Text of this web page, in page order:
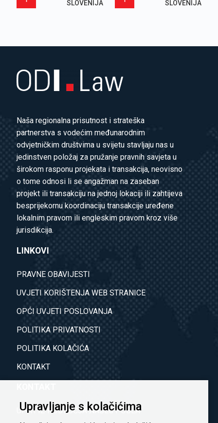
Upravljanje s kolačićima
SLOVENIJA
SLOVENIJA
Naša regionalna prisutnost i strateška
partnerstva s vodećim međunarodnim
odvjetničkim društvima u svijetu stavljaju nas u
jedinstven položaj za pružanje pravnih savjeta u
širokom rasponu projekata i transakcija, neovisno
o tome odnosi li se angažman na zaseban
projekt ili transakciju na jednoj lokaciji ili zahtijeva
besprijekornu koordinaciju transakcije uređene
lokalnim pravom ili engleskim pravom kroz više
jurisdikcija.
LINKOVI
PRAVNE OBAVIJESTI
UVJETI KORIŠTENJA WEB STRANICE
OPĆI UVJETI POSLOVANJA
POLITIKA PRIVATNOSTI
POLITIKA KOLAČIĆA
KONTAKT
UPITI IZ PODRUČJA NAŠEG POSLA